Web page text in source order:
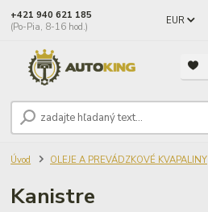
EUR
+421 940 621 185
(Po-Pia, 8-16 hod.)
Úvod OLEJE A PREVÁDZKOVÉ KVAPALINY
Kanistre